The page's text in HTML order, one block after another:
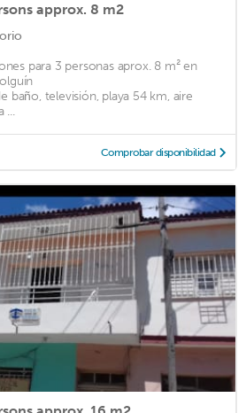
approx. 8 m2
para 3 personas aprox. 8 m² en
baño, televisión, playa 54 km, aire
...
Comprobar disponibilidad